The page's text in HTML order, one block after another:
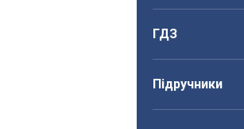
ГДЗ
Підручники